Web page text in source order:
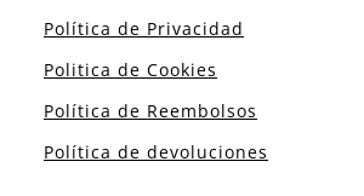
Política de Privacidad
Politica de Cookies
Política de Reembolsos
Política de devoluciones